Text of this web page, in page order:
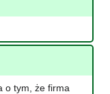
o tym, że firma